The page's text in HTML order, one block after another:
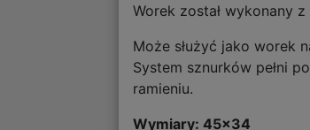
Worek został wykonany
Może służyć jako worek
System sznurków pełni
ramieniu.
Wymiary: 45x34